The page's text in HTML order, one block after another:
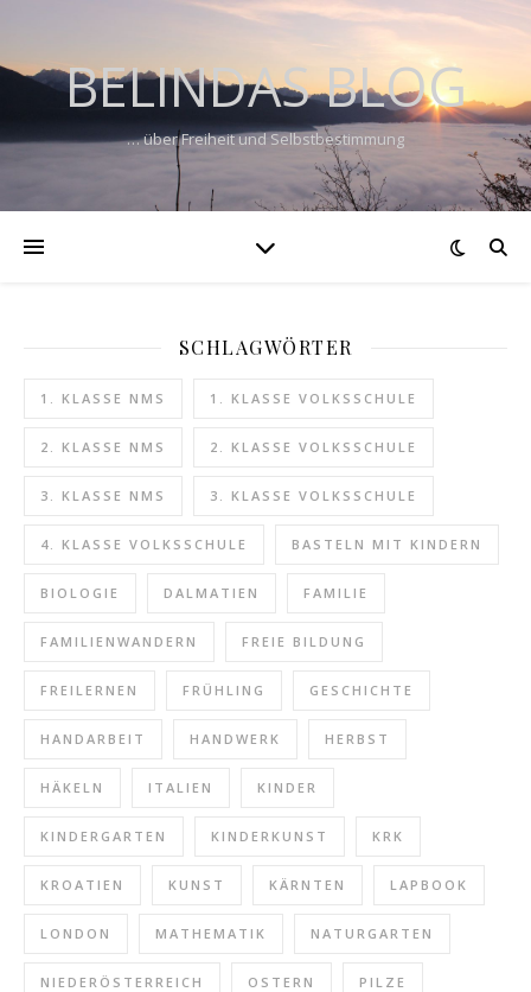
BELINDAS BLOG
… über Freiheit und Selbstbestimmung
SCHLAGWÖRTER
1. KLASSE NMS 1. KLASSE VOLKSSCHULE
2. KLASSE NMS 2. KLASSE VOLKSSCHULE
3. KLASSE NMS 3. KLASSE VOLKSSCHULE
4. KLASSE VOLKSSCHULE BASTELN MIT KINDERN
BIOLOGIE DALMATIEN FAMILIE
FAMILIENWANDERN FREIE BILDUNG
FREILERNEN FRÜHLING GESCHICHTE
HANDARBEIT HANDWERK HERBST
HÄKELN ITALIEN KINDER
KINDERGARTEN KINDERKUNST KRK
KROATIEN KUNST KÄRNTEN LAPBOOK
LONDON MATHEMATIK NATURGARTEN
NIEDERÖSTERREICH OSTERN PILZE